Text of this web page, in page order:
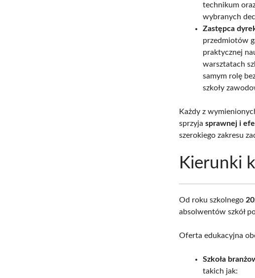
technikum
wybranych
Zastępca
przedmiotów
praktycznej
warsztatach
samym rolę
szkoły
Każdy z
sprzyjasprawnej i
szerokiego zakresu
Kierunki
Od roku szkolnego
absolwentów szkół
Oferta edukacyjna
Szkoła
takich jak: